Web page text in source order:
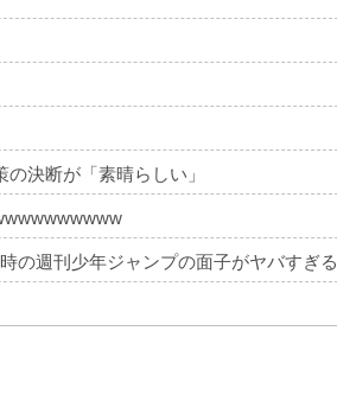
決断が「素晴らしい」
の週刊少年ジャンプの面子がヤバすぎる